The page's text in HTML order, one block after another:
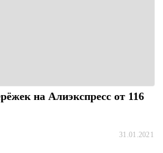
на Алиэкспресс от 116
31.01.2021